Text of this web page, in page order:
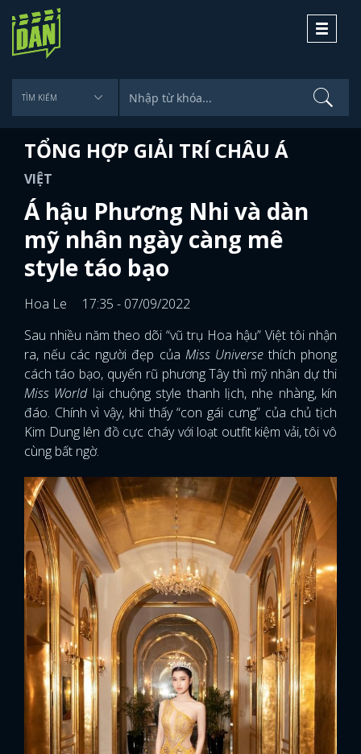
Toggle
TỔNG HỢP GIẢI TRÍ CHÂU Á
VIỆT
Á hậu Phương Nhi và dàn
mỹ nhân ngày càng mê
style táo bạo
Hoa Le
17:35 - 07/09/2022
Sau nhiều năm theo dõi “vũ trụ Hoa hậu” Việt tôi nhận
ra, nếu các người đẹp của Miss Universe thích phong
cách táo bạo, quyến rũ phương Tây thì mỹ nhân dự thi
Miss Worldlại chuộng style thanh lịch, nhẹ nhàng, kín
đáo. Chính vì vậy, khi thấy “con gái cưng” của chủ tịch
Kim Dung lên đồ cực cháy với loạt outfit kiệm vải, tôi vô
cùng bất ngờ.